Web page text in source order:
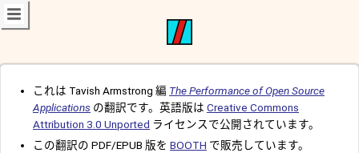
これは Tavish Armstrong 編 The Performance of Open Source
Applications の翻訳です。英語版は Creative Commons
Attribution 3.0 Unported ライセンスで公開されています。
この翻訳の PDF/EPUB 版を BOOTH で販売しています。